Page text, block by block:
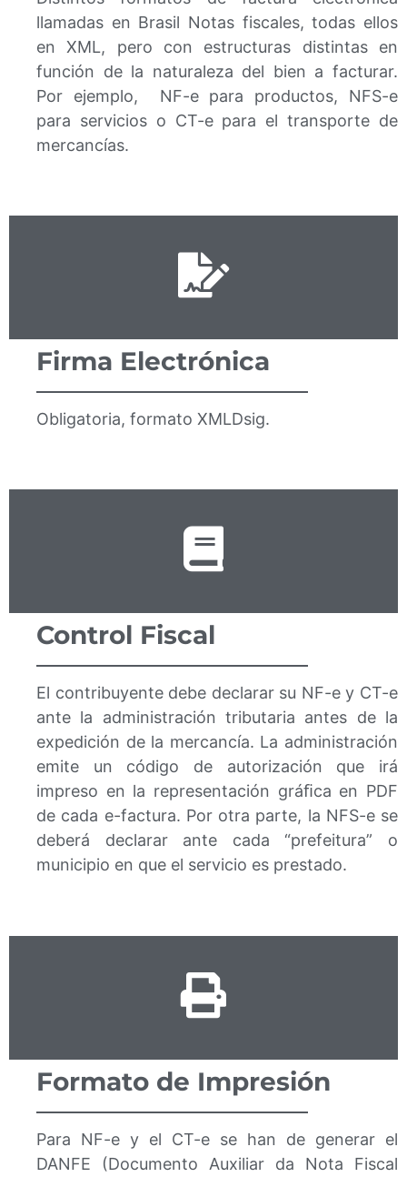
llamadas en Brasil Notas fiscales, todas ellos
en XML, pero con estructuras distintas en
función de la naturaleza del bien a facturar.
Por ejemplo, NF-e para productos, NFS-e
para servicios o CT-e para el transporte de
mercancías.
Firma Electrónica
Obligatoria, formato XMLDsig.
Control Fiscal
El contribuyente debe declarar su NF-e y CT-e
ante la administración tributaria antes de la
expedición de la mercancía. La administración
emite un código de autorización que irá
impreso en la representación gráﬁca en PDF
de cada e-factura. Por otra parte, la NFS-e se
deberá declarar ante cada “prefeitura” o
municipio en que el servicio es prestado.
Formato de Impresión
Para NF-e y el CT-e se han de generar el
DANFE (Documento Auxiliar da Nota Fiscal